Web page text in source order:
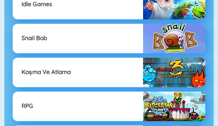
Idle Games
Snail Bob
Koşma Ve Atlama
RPG